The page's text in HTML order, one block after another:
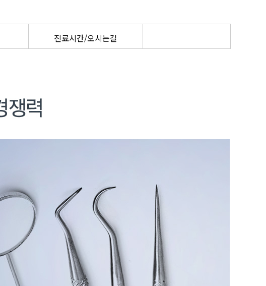
진료시간/오시는길